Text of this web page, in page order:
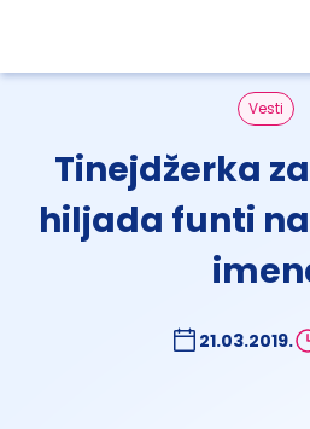
Vesti
Tinejdžerka
hiljada funti
21.03.2019.